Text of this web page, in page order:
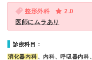
整形外科
2.0
医師にムラあり
診療科目：
消化器内科 、内科、呼吸器内科